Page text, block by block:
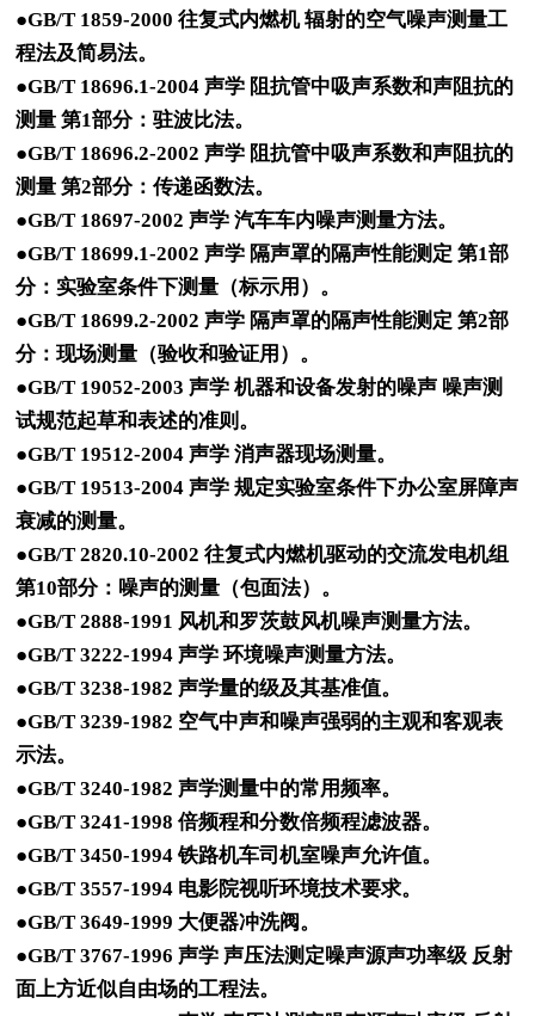
●GB/T 1859-2000 往复式内燃机 辐射的空气噪声测量工
程法及简易法。
●GB/T 18696.1-2004 声学 阻抗管中吸声系数和声阻抗的
测量 第1部分：驻波比法。
●GB/T 18696.2-2002 声学 阻抗管中吸声系数和声阻抗的
测量 第2部分：传递函数法。
●GB/T 18697-2002 声学 汽车车内噪声测量方法。
●GB/T 18699.1-2002 声学 隔声罩的隔声性能测定 第1部
分：实验室条件下测量（标示用）。
●GB/T 18699.2-2002 声学 隔声罩的隔声性能测定 第2部
分：现场测量（验收和验证用）。
●GB/T 19052-2003 声学 机器和设备发射的噪声 噪声测
试规范起草和表述的准则。
●GB/T 19512-2004 声学 消声器现场测量。
●GB/T 19513-2004 声学 规定实验室条件下办公室屏障声
衰减的测量。
●GB/T 2820.10-2002 往复式内燃机驱动的交流发电机组
第10部分：噪声的测量（包面法）。
●GB/T 2888-1991 风机和罗茨鼓风机噪声测量方法。
●GB/T 3222-1994 声学 环境噪声测量方法。
●GB/T 3238-1982 声学量的级及其基准值。
●GB/T 3239-1982 空气中声和噪声强弱的主观和客观表
示法。
●GB/T 3240-1982 声学测量中的常用频率。
●GB/T 3241-1998 倍频程和分数倍频程滤波器。
●GB/T 3450-1994 铁路机车司机室噪声允许值。
●GB/T 3557-1994 电影院视听环境技术要求。
●GB/T 3649-1999 大便器冲洗阀。
●GB/T 3767-1996 声学 声压法测定噪声源声功率级 反射
面上方近似自由场的工程法。